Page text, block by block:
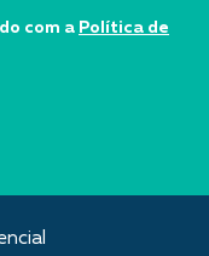
com a Política de